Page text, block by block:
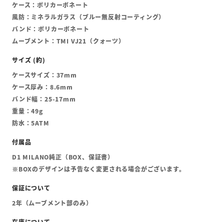
ケース：ポリカーボネート
風防：ミネラルガラス（ブルー無反射コーティング）
バンド：ポリカーボネート
ムーブメント：TMI VJ21（クォーツ）
ケースサイズ：37mm
ケース厚み：8.6mm
バンド幅：25-17mm
重量：49g
防水：5ATM
D1 MILANO純正（BOX、保証書）
※BOXのデザインは予告なく変更される場合がございます。
2年（ムーブメント部のみ）